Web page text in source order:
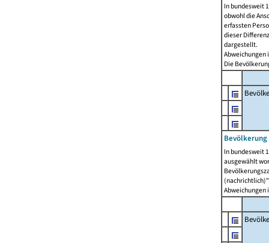
In bundesweit
obwohl die
erfassten
dieser
dargestellt.
Abweichungen
Die
In bundesweit
ausgewählt
Abweichungen